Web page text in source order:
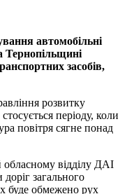
автомобільні
Тернопільщині
засобів,
розвитку
періоду, коли
повітря сягне понад
обласному відділу ДАІ
загального
буде обмежено рух